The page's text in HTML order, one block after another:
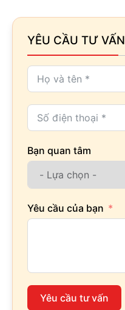
YÊU CẦU TƯ VẤN
Bạn quan tâm
Yêu cầu của bạn
Yêu cầu tư vấn